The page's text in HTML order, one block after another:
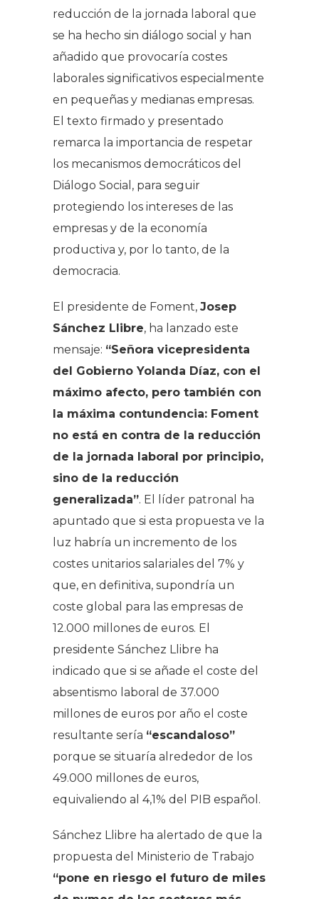
reducción de la jornada laboral que
se ha hecho sin diálogo social y han
añadido que provocaría costes
laborales significativos especialmente
en pequeñas y medianas empresas.
El texto firmado y presentado
remarca la importancia de respetar
los mecanismos democráticos del
Diálogo Social, para seguir
protegiendo los intereses de las
empresas y de la economía
productiva y, por lo tanto, de la
democracia.
El presidente de Foment, Josep
Sánchez Llibre, ha lanzado este
mensaje: “Señora vicepresidenta
del Gobierno Yolanda Díaz, con el
máximo afecto, pero también con
la máxima contundencia: Foment
no está en contra de la reducción
de la jornada laboral por principio,
sino de la reducción
generalizada”. El líder patronal ha
apuntado que si esta propuesta ve la
luz habría un incremento de los
costes unitarios salariales del 7% y
que, en definitiva, supondría un
coste global para las empresas de
12.000 millones de euros. El
presidente Sánchez Llibre ha
indicado que si se añade el coste del
absentismo laboral de 37.000
millones de euros por año el coste
resultante sería “escandaloso”
porque se situaría alrededor de los
49.000 millones de euros,
equivaliendo al 4,1% del PIB español.
Sánchez Llibre ha alertado de que la
propuesta del Ministerio de Trabajo
“pone en riesgo el futuro de miles